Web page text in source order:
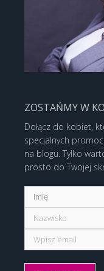
ZOSTAŃMY W
Dołącz do kobiet,
specjalnych
na blogu. Tylko
prosto do Twojej